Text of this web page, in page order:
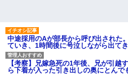
中途採用のAが部長から呼び出された
ていき、1時間後に号泣しながら出て
【考察】兄嫁急死の1年後、兄が引越
ら下着が入った引き出しの奥にとんで